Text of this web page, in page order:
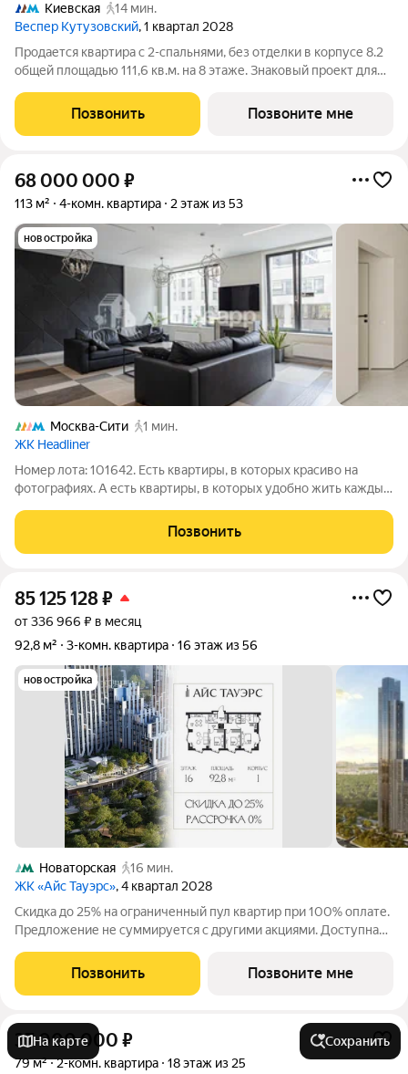
Киевская
14 мин.
Веспер Кутузовский, 1 квартал 2028
Продается квартира с 2-спальнями, без отделки в корпусе 8.2
общей площадью 111,6 кв.м. на 8 этаже. Знаковый проект для
площадью 3,7 га расположен на Кутузовском проспекте и
воплощает новую
Позвонить Позвоните мне
68 000 000 ₽
113 м² 4-комн. квартира 2 этаж из 53
новостройка
Москва-Сити
1 мин.
ЖК Headliner
Номер лота: 101642. Есть квартиры, в которых красиво на
фотографиях. А есть квартиры, в которых удобно жить каждый
организованного пространства. Просторная кухня-гостиная
станет местом,
Позвонить
85 125 128₽
от 336 966 ₽ в месяц
92,8 м²
3-комн. квартира 16 этаж из 56
новостройка
Новаторская
16 мин.
ЖК «Айс Тауэрс», 4 квартал 2028
Скидка до 25% на ограниченный пул квартир при 100% оплате.
Предложение не суммируется с другими акциями. Доступна
комнатная квартира 92.8 м на 16 этаже в премиальном ЖК
«Айс Тауэрс» (ЗАО Москвы,
Позвонить Позвоните мне
37 000 000 ₽
79 м² 2-комн. квартира 18 этаж из 25
На карте Сохранить